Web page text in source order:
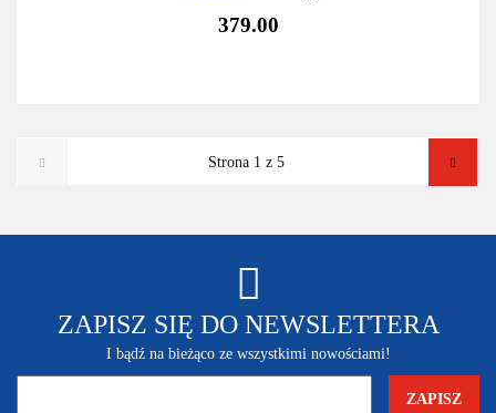
379.00
ZAPISZ SIĘ DO NEWSLETTERA
I bądź na bieżąco ze wszystkimi nowościami!